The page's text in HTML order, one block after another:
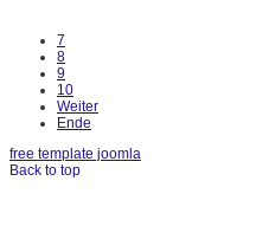
7
8
9
10
Weiter
Ende
free template joomla
Back to top